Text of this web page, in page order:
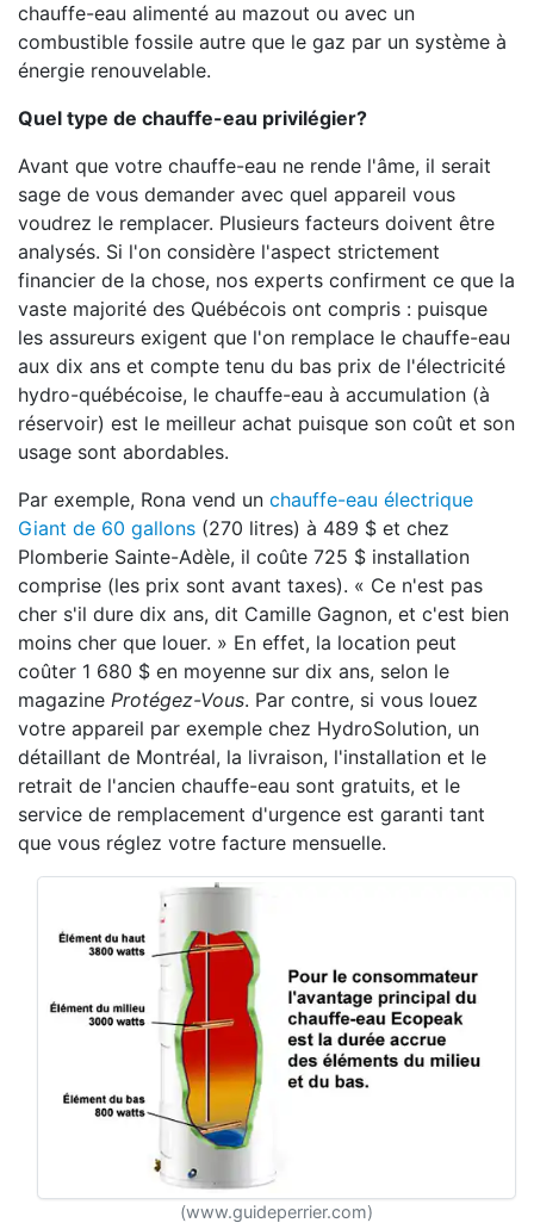
chauffe-eau alimenté au mazout ou avec un
combustible fossile autre que le gaz par un système à
énergie renouvelable.
Quel type de chauffe-eau privilégier?
Avant que votre chauffe-eau ne rende l'âme, il serait
sage de vous demander avec quel appareil vous
voudrez le remplacer. Plusieurs facteurs doivent être
analysés. Si l'on considère l'aspect strictement
financier de la chose, nos experts confirment ce que la
vaste majorité des Québécois ont compris : puisque
les assureurs exigent que l'on remplace le chauffe-eau
aux dix ans et compte tenu du bas prix de l'électricité
hydro-québécoise, le chauffe-eau à accumulation (à
réservoir) est le meilleur achat puisque son coût et son
usage sont abordables.
Par exemple, Rona vend un chauffe-eau électrique
Giant de 60 gallons (270 litres) à 489 $ et chez
Plomberie Sainte-Adèle, il coûte 725 $ installation
comprise (les prix sont avant taxes). « Ce n'est pas
cher s'il dure dix ans, dit Camille Gagnon, et c'est bien
moins cher que louer. » En effet, la location peut
coûter 1 680 $ en moyenne sur dix ans, selon le
magazine Protégez-Vous. Par contre, si vous louez
votre appareil par exemple chez HydroSolution, un
détaillant de Montréal, la livraison, l'installation et le
retrait de l'ancien chauffe-eau sont gratuits, et le
service de remplacement d'urgence est garanti tant
que vous réglez votre facture mensuelle.
(www.guideperrier.com)